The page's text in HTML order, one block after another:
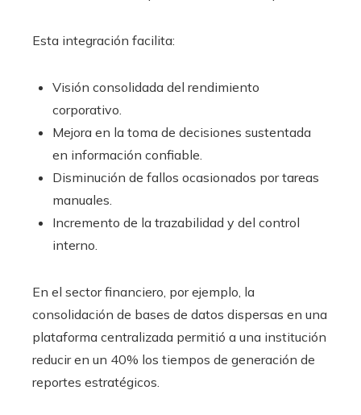
Esta integración facilita:
Visión consolidada del rendimiento
corporativo.
Mejora en la toma de decisiones sustentada
en información confiable.
Disminución de fallos ocasionados por tareas
manuales.
Incremento de la trazabilidad y del control
interno.
En el sector financiero, por ejemplo, la
consolidación de bases de datos dispersas en una
plataforma centralizada permitió a una institución
reducir en un 40% los tiempos de generación de
reportes estratégicos.